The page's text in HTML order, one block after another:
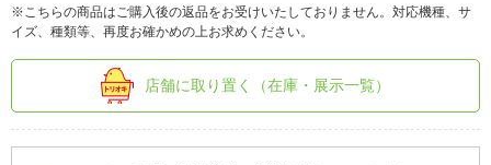
※こちらの商品はご購入後の返品をお受けいたしておりません。対応機種、サ
イズ、種類等、再度お確かめの上お求めください。
店舗に取り置く（在庫・展示一覧）